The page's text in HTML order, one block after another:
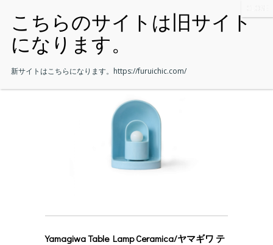
Yamagiwa Table Lamp Ceramica/ヤマギワ テ
新サイトはこちらになります。 https://furuichic.com/